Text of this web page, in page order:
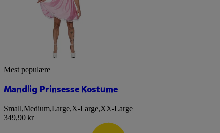
Mest populære
Mandlig Prinsesse Kostume
Small,Medium,Large,X-Large,XX-Large
349,90 kr